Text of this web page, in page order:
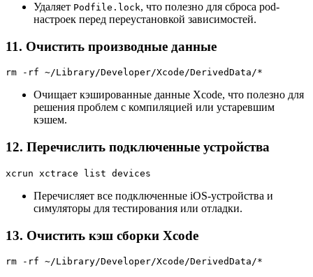
Удаляет Podfile.lock, что полезно для сброса pod-
настроек перед переустановкой зависимостей.
11. Очистить производные данные
rm -rf ~/Library/Developer/Xcode/DerivedData/*
Очищает кэшированные данные Xcode, что полезно для
решения проблем с компиляцией или устаревшим
кэшем.
12. Перечислить подключенные устройства
xcrun xctrace list devices
Перечисляет все подключенные iOS-устройства и
симуляторы для тестирования или отладки.
13. Очистить кэш сборки Xcode
rm -rf ~/Library/Developer/Xcode/DerivedData/*